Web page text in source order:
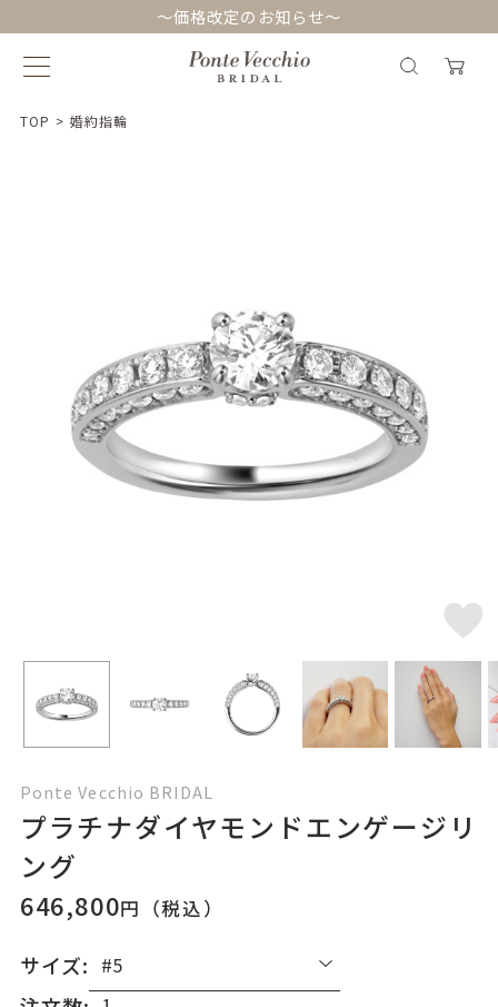
～価格改定のお知らせ～
TOP > 婚約指輪
Ponte Vecchio BRIDAL
プラチナダイヤモンドエンゲージリ
ング
646,800円（税込）
サイズ: